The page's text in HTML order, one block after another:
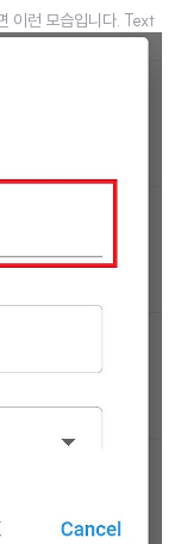
이런 모습입니다. Text
편하지만, 한글로만 이
일본어가 섞이니 난장
지 몰라서 text alignme